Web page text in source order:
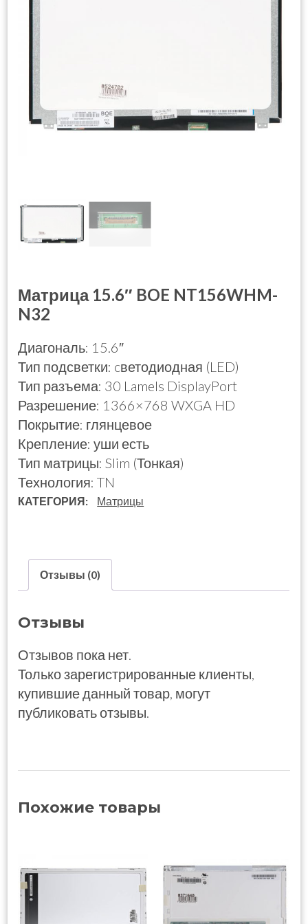
Матрица 15.6″ BOE NT156WHM-
N32
Диагональ: 15.6″
Тип подсветки: cветодиодная (LED)
Тип разъема: 30 Lamels DisplayPort
Разрешение: 1366×768 WXGA HD
Покрытие: глянцевое
Крепление: уши есть
Тип матрицы: Slim (Тонкая)
Технология: TN
КАТЕГОРИЯ: Матрицы
Отзывы (0)
Отзывы
Отзывов пока нет.
Только зарегистрированные клиенты,
купившие данный товар, могут
публиковать отзывы.
Похожие товары